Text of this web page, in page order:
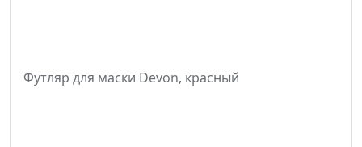
Футляр для маски Devon, красный